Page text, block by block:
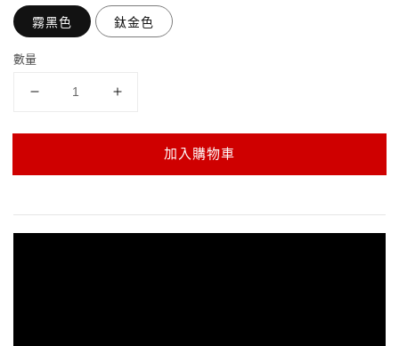
霧黑色 鈦金色
數量
加入購物車